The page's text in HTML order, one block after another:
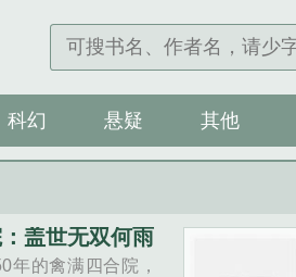
科幻 悬疑 其他
盖世无双何雨
年的禽满四合院，